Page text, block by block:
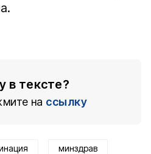
в тексте?
на ссылку
минздрав